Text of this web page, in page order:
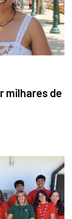
milhares de